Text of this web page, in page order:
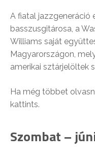
A fiatal jazzgeneráció
basszusgitárosa, a
Williams saját
Magyarországon,
amerikai sztárjelöltek
Ha még többet
kattints.
Szombat –